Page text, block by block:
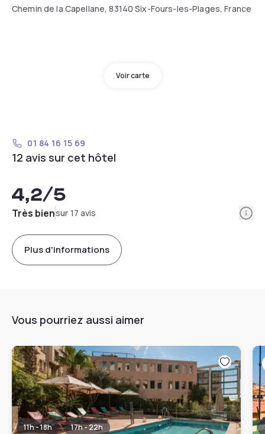
Chemin de la Capellane, 83140 Six-Fours-les-Plages, France
Voir carte
01 84 16 15 69
12 avis sur cet hôtel
4,2/5
Très biensur 17 avis
Plus d'informations
Vous pourriez aussi aimer
11h - 18h 17h - 22h